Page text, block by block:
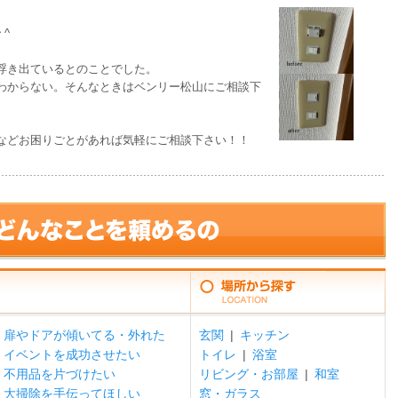
^
出ているとのことでした。
からない。そんなときはベンリー松山にご相談下
お困りごとがあれば気軽にご相談下さい！！
扉やドアが傾いてる・外れた
イベントを成功させたい
不用品を片づけたい
大掃除を手伝ってほしい
玄関 | キッチン
トイレ | 浴室
リビング・お部屋 | 和室
窓・ガラス